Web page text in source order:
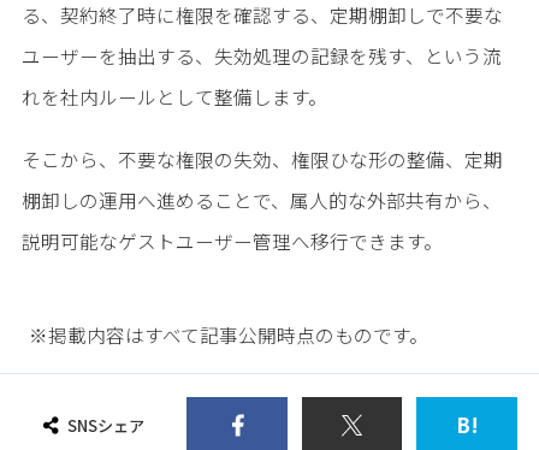
る、契約終了時に権限を確認する、定期棚卸しで不要な
ユーザーを抽出する、失効処理の記録を残す、という流
れを社内ルールとして整備します。
そこから、不要な権限の失効、権限ひな形の整備、定期
棚卸しの運用へ進めることで、属人的な外部共有から、
説明可能なゲストユーザー管理へ移行できます。
※掲載内容はすべて記事公開時点のものです。
SNSシェア B!